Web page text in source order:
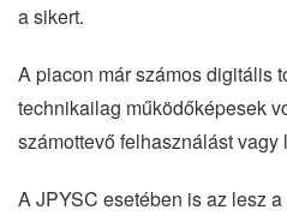
a sikert.
A piacon már számos digitális
technikailag működőképesek
számottevő felhasználást
A JPYSC esetében is az lesz